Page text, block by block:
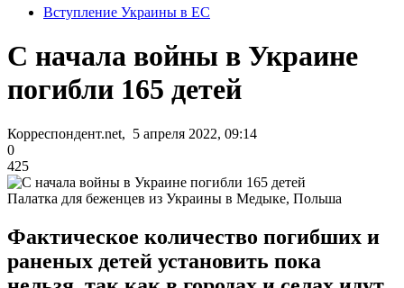
Вступление Украины в ЕС
С начала войны в Украине
погибли 165 детей
Корреспондент.net, 5 апреля 2022, 09:14
0
425
Палатка для беженцев из Украины в Медыке, Польша
Фактическое количество погибших и
раненых детей установить пока